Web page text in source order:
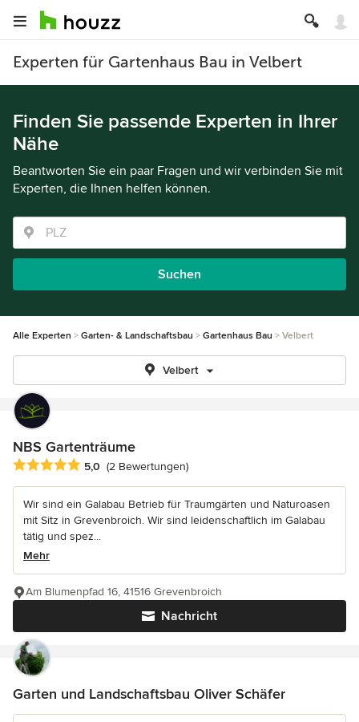
Experten für Gartenhaus Bau in Velbert
Finden Sie passende Experten in Ihrer
Nähe
Beantworten Sie ein paar Fragen und wir verbinden Sie mit
Experten, die Ihnen helfen können.
Suchen
Alle Experten Garten- & Landschaftsbau Gartenhaus Bau Velbert
Velbert
NBS Gartenträume
Durchschnittliche Bewertung: 5 von 5 Sternen
5,0 (2 Bewertungen)
Wir sind ein Galabau Betrieb für Traumgärten und Naturoasen
mit Sitz in Grevenbroich. Wir sind leidenschaftlich im Galabau
tätig und spez...
Mehr
Nachricht
Am Blumenpfad 16, 41516 Grevenbroich
Garten und Landschaftsbau Oliver Schäfer